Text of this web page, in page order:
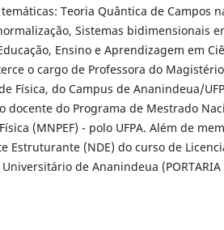
Teoria Quântica de Campos
Sistemas bidimensionais
Ensino e Aprendizagem em
o cargo de Professora do
Física, do Campus de Ananindeua/
docente do Programa de Mestrado
(MNPEF) - polo UFPA. Além de
Estruturante (NDE) do curso de
Universitário de Ananindeua